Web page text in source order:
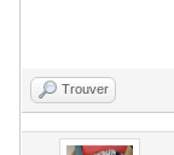
Trouver